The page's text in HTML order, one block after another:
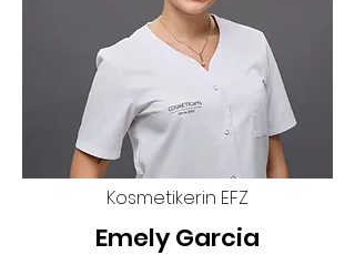
Kosmetikerin EFZ
Emely Garcia